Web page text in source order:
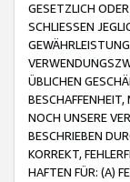
GESETZLICH
SCHLIESSEN
ÜBLICHEN
NOCH UNSERE
BESCHRIEBEN
KORREKT,
HAFTEN FÜR: (A)